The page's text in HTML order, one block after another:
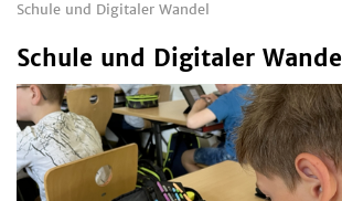
Schule und Digitaler Wandel
Schule und Digitaler Wandel